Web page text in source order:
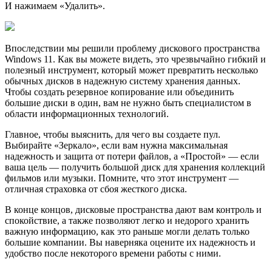
И нажимаем «Удалить».
Впоследствии мы решили проблему дискового пространства
Windows 11. Как вы можете видеть, это чрезвычайно гибкий и
полезный инструмент, который может превратить несколько
обычных дисков в надежную систему хранения данных.
Чтобы создать резервное копирование или объединить
большие диски в один, вам не нужно быть специалистом в
области информационных технологий.
Главное, чтобы выяснить, для чего вы создаете пул.
Выбирайте «Зеркало», если вам нужна максимальная
надежность и защита от потери файлов, а «Простой» — если
ваша цель — получить большой диск для хранения коллекций
фильмов или музыки. Помните, что этот инструмент —
отличная страховка от сбоя жесткого диска.
В конце концов, дисковые пространства дают вам контроль и
спокойствие, а также позволяют легко и недорого хранить
важную информацию, как это раньше могли делать только
большие компании. Вы наверняка оцените их надежность и
удобство после некоторого времени работы с ними.